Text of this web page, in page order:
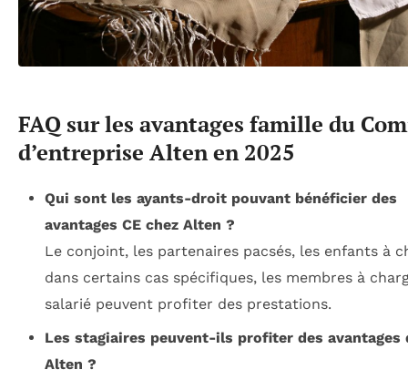
FAQ sur les avantages famille du
d’entreprise Alten en 2025
Qui sont les ayants-droit pouvant bénéficier des
avantages CE chez Alten ?
Le conjoint, les partenaires pacsés, les enfants à
dans certains cas spécifiques, les membres à
salarié peuvent profiter des prestations.
Les stagiaires peuvent-ils profiter des avantages
Alten ?